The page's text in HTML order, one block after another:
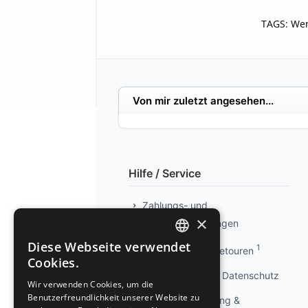
TAGS:
Von mir zuletzt angesehen...
Hilfe / Service
Zahlungs- und
Versandbedingungen
Info kostenlose Retouren 1
Privatsphäre und Datenschutz
Widerrufsbelehrung &
GERMAN
×
Diese Webseite verwendet
Cookies.
Wir verwenden Cookies, um die
Benutzerfreundlichkeit unserer Website zu